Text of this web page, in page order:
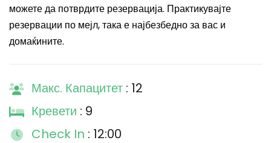
можете да потврдите резервација. Практикувајте
резервации по мејл, така е најбезбедно за вас и
домаќините.
Макс. Капацитет : 12
Кревети : 9
Check In : 12:00